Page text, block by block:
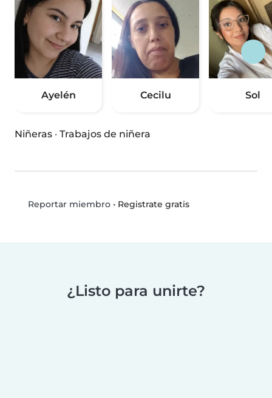
Ayelén Cecilu Sol
Niñeras · Trabajos de niñera
Reportar miembro• Registrate gratis
¿Listo para unirte?